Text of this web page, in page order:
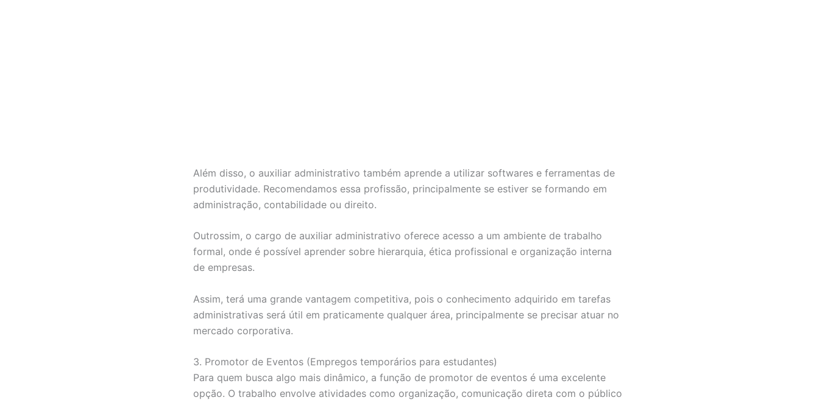
Além disso, o auxiliar administrativo também aprende a utilizar softwares e ferramentas de
produtividade. Recomendamos essa profissão, principalmente se estiver se formando em
administração, contabilidade ou direito.
Outrossim, o cargo de auxiliar administrativo oferece acesso a um ambiente de trabalho
formal, onde é possível aprender sobre hierarquia, ética profissional e organização interna
de empresas.
Assim, terá uma grande vantagem competitiva, pois o conhecimento adquirido em tarefas
administrativas será útil em praticamente qualquer área, principalmente se precisar atuar no
mercado corporativa.
3. Promotor de Eventos (Empregos temporários para estudantes)
Para quem busca algo mais dinâmico, a função de promotor de eventos é uma excelente
opção. O trabalho envolve atividades como organização, comunicação direta com o público